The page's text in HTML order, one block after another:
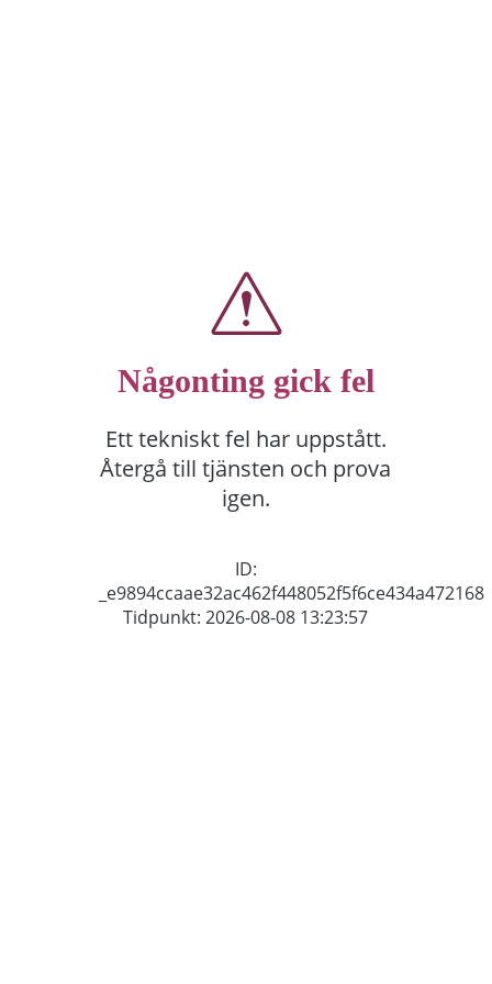
Någonting gick fel
Ett tekniskt fel har uppstått.
Återgå till tjänsten och prova
igen.
ID:
_e9894ccaae32ac462f448052f5f6ce434a472168
Tidpunkt: 2026-08-08 13:23:57